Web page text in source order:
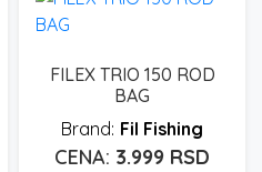
proizvoda.
FILEX TRIO 150 ROD
BAG
Fil Fishing
3.999 RSD